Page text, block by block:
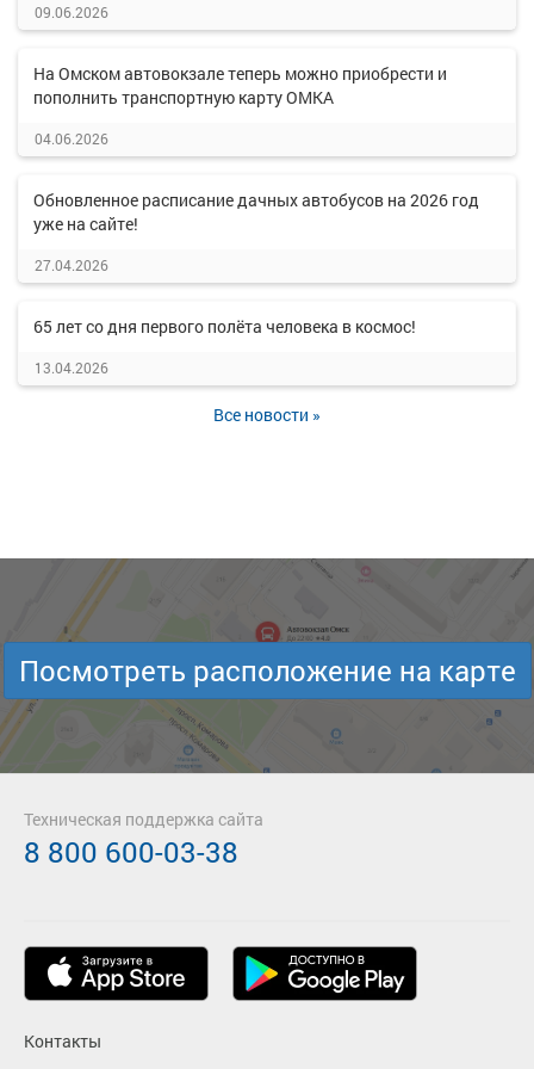
09.06.2026
На Омском автовокзале теперь можно приобрести и
пополнить транспортную карту ОМКА
04.06.2026
Обновленное расписание дачных автобусов на 2026 год
уже на сайте!
27.04.2026
65 лет со дня первого полёта человека в космос!
13.04.2026
Все новости »
Посмотреть расположение на карте
Контакты
Техническая поддержка сайта
8 800 600-03-38